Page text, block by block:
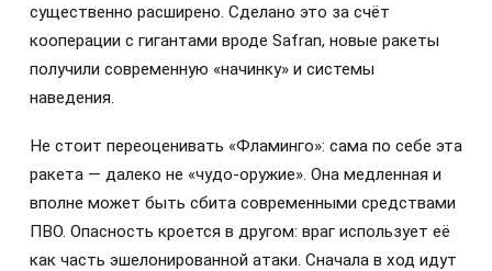
существенно расширено. Сделано это за счёт
кооперации с гигантами вроде Safran, новые ракеты
получили современную «начинку» и системы
наведения.
Не стоит переоценивать «Фламинго»: сама по себе эта
ракета — далеко не «чудо-оружие». Она медленная и
вполне может быть сбита современными средствами
ПВО. Опасность кроется в другом: враг использует её
как часть эшелонированной атаки. Сначала в ход идут